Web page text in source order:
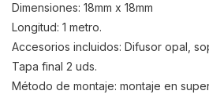
Dimensiones: 18mm x 18mm
Longitud: 1 metro.
Accesorios incluidos: Difusor opal,
Tapa final 2 uds.
Método de montaje: montaje en